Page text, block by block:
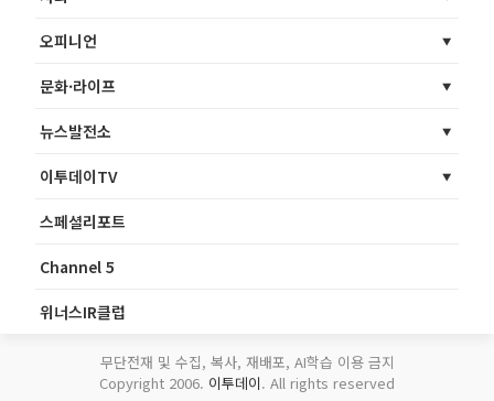
오피니언
문화·라이프
뉴스발전소
이투데이TV
스페셜리포트
Channel 5
위너스IR클럽
무단전재 및 수집, 복사, 재배포, AI학습 이용 금지
Copyright 2006. 이투데이. All rights reserved